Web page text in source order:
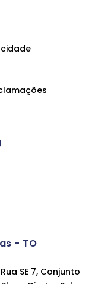
- TO
SE 7, Conjunto